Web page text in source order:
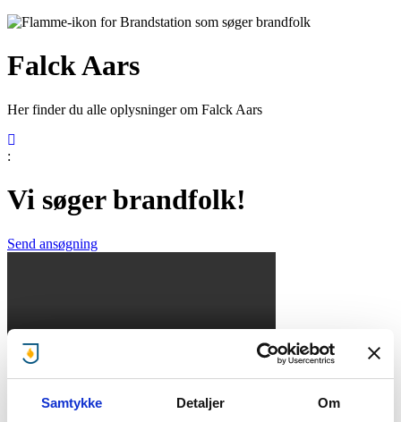
Samtykke Detaljer Om
Falck Aars
Her finder du alle oplysninger om Falck Aars
:
Vi søger brandfolk!
Send ansøgning
Klar til at sende ansøgning?